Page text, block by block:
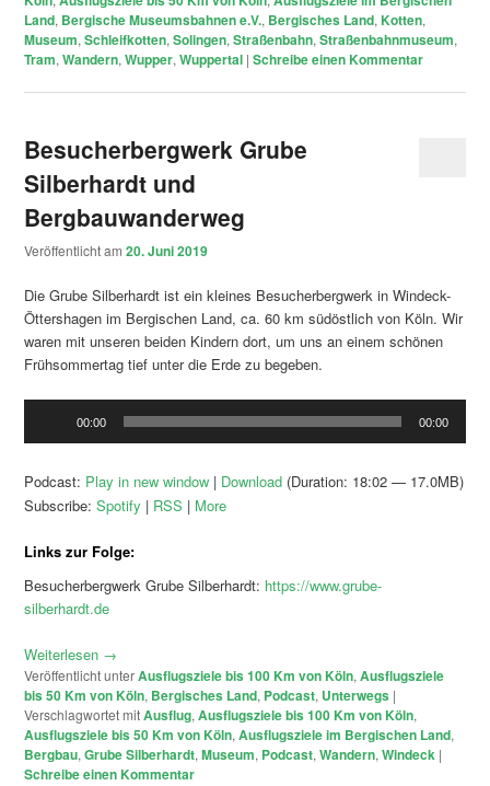
Land, Bergische Museumsbahnen e.V., Bergisches Land,Kotten,
Museum,Schleifkotten,Solingen,Straßenbahn,Straßenbahnmuseum,
Tram,Wandern,Wupper,Wuppertal |Schreibe einen Kommentar
Besucherbergwerk Grube
Silberhardt und
Bergbauwanderweg
Veröffentlicht am20. Juni 2019
Die Grube Silberhardt ist ein kleines Besucherbergwerk in Windeck-
Öttershagen im Bergischen Land, ca. 60 km südöstlich von Köln. Wir
waren mit unseren beiden Kindern dort, um uns an einem schönen
Frühsommertag tief unter die Erde zu begeben.
00:00 00:00
Podcast: Play in new window | Download (Duration: 18:02 — 17.0MB)
Subscribe:Spotify | RSS | More
Links zur Folge:
Besucherbergwerk Grube Silberhardt: https://www.grube-
silberhardt.de
Weiterlesen →
Veröffentlicht unterAusflugsziele bis 100 Km von Köln,Ausflugsziele
bis 50 Km von Köln, Bergisches Land, Podcast, Unterwegs |
Verschlagwortet mitAusflug,Ausflugsziele bis 100 Km von Köln,
Ausflugsziele bis 50 Km von Köln,Ausflugsziele im Bergischen Land,
Bergbau,Grube Silberhardt,Museum, Podcast,Wandern,Windeck |
Schreibe einen Kommentar